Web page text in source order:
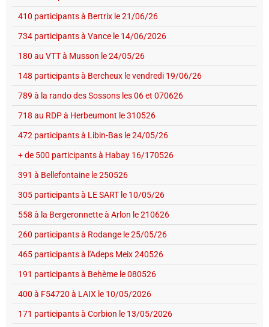
410 participants à Bertrix le 21/06/26
734 participants à Vance le 14/06/2026
180 au VTT à Musson le 24/05/26
148 participants à Bercheux le vendredi 19/06/26
789 à la rando des Sossons les 06 et 070626
718 au RDP à Herbeumont le 310526
472 participants à Libin-Bas le 24/05/26
+ de 500 participants à Habay 16/170526
391 à Bellefontaine le 250526
305 participants à LE SART le 10/05/26
558 à la Bergeronnette à Arlon le 210626
260 participants à Rodange le 25/05/26
465 participants à l'Adeps Meix 240526
191 participants à Behème le 080526
400 à F54720 à LAIX le 10/05/2026
171 participants à Corbion le 13/05/2026